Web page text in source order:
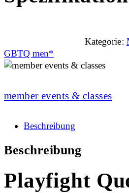
Kategorie:
GBTQ men*
member events & classes
Beschreibung
Beschreibung
Playfight